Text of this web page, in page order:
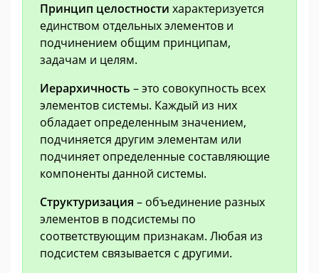
Принцип целостности характеризуется
единством отдельных элементов и
подчинением общим принципам,
задачам и целям.
Иерархичность – это совокупность всех
элементов системы. Каждый из них
обладает определенным значением,
подчиняется другим элементам или
подчиняет определенные составляющие
компоненты данной системы.
Структуризация – объединение разных
элементов в подсистемы по
соответствующим признакам. Любая из
подсистем связывается с другими.